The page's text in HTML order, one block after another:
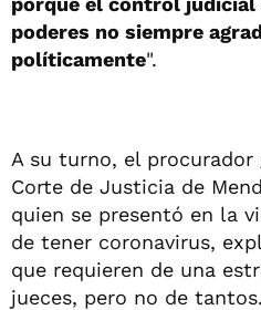
poderes no siempre
políticamente".
A su turno, el procurador
Corte de Justicia de
quien se presentó en la
de tener coronavirus,
que requieren de una
jueces, pero no de